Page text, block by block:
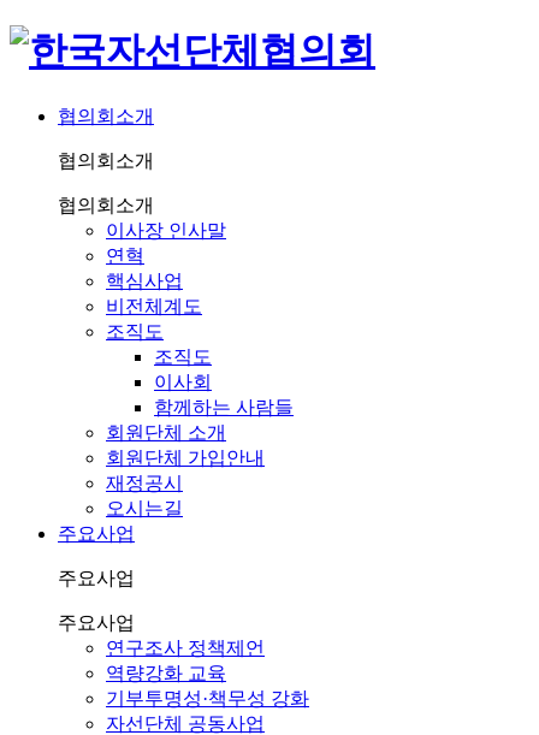
협의회소개
협의회소개
협의회소개
이사장 인사말
연혁
핵심사업
비전체계도
조직도
조직도
이사회
함께하는 사람들
회원단체 소개
회원단체 가입안내
재정공시
오시는길
주요사업
주요사업
주요사업
연구조사 정책제언
역량강화 교육
기부투명성·책무성 강화
자선단체 공동사업